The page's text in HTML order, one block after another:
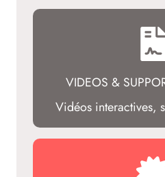
VIDEOS &
Vidéos interactives,